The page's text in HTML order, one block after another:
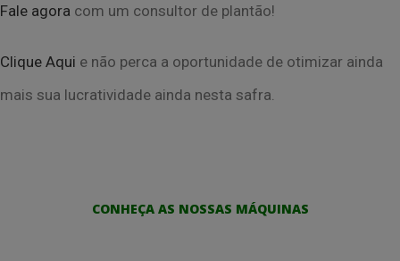
Fale agora com um consultor de plantão!
Clique Aqui e não perca a oportunidade de otimizar ainda
mais sua lucratividade ainda nesta safra.
CONHEÇA AS NOSSAS MÁQUINAS